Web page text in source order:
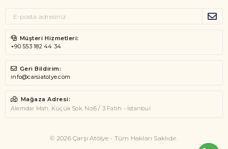
Müşteri Hizmetleri:
+90 553 182 44 34
Geri Bildirim:
info@carsiatolye.com
Mağaza Adresi:
Alemdar Mah. Küçük Sok. No:6 / 3 Fatih - İstanbul
© 2026 Çarşı Atölye - Tüm Hakları Saklıdır.